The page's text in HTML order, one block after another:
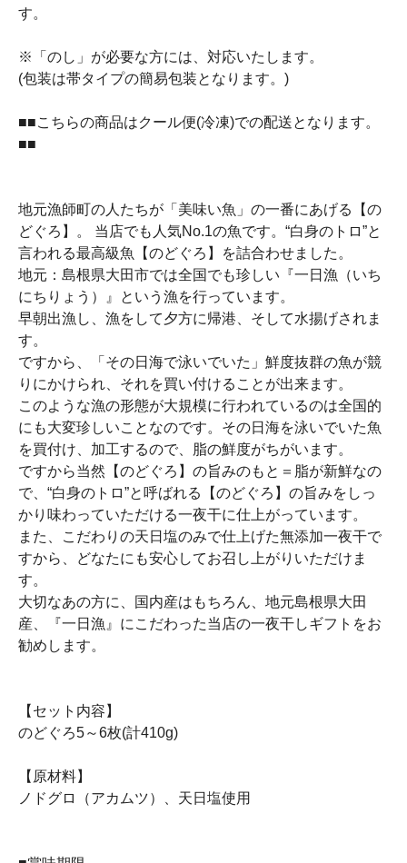
す。
※「のし」が必要な方には、対応いたします。
(包装は帯タイプの簡易包装となります。)
■■こちらの商品はクール便(冷凍)での配送となります。
■■
地元漁師町の人たちが「美味い魚」の一番にあげる【の
どぐろ】。 当店でも人気No.1の魚です。“白身のトロ”と
言われる最高級魚【のどぐろ】を詰合わせました。
地元：島根県大田市では全国でも珍しい『一日漁（いち
にちりょう）』という漁を行っています。
早朝出漁し、漁をして夕方に帰港、そして水揚げされま
す。
ですから、「その日海で泳いでいた」鮮度抜群の魚が競
りにかけられ、それを買い付けることが出来ます。
このような漁の形態が大規模に行われているのは全国的
にも大変珍しいことなのです。その日海を泳いでいた魚
を買付け、加工するので、脂の鮮度がちがいます。
ですから当然【のどぐろ】の旨みのもと＝脂が新鮮なの
で、“白身のトロ”と呼ばれる【のどぐろ】の旨みをしっ
かり味わっていただける一夜干に仕上がっています。
また、こだわりの天日塩のみで仕上げた無添加一夜干で
すから、どなたにも安心してお召し上がりいただけま
す。
大切なあの方に、国内産はもちろん、地元島根県大田
産、『一日漁』にこだわった当店の一夜干しギフトをお
勧めします。
【セット内容】
のどぐろ5～6枚(計410g)
【原材料】
ノドグロ（アカムツ）、天日塩使用